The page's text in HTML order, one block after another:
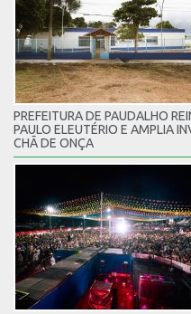
PREFEITURA DE PAUDALHO
PAULO ELEUTÉRIO E AMPLIA
CHÃ DE ONÇA